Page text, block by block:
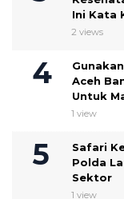
Ini Kata
2 views
Aceh
Untuk
1 view
Safari
Polda
Sektor
1 view